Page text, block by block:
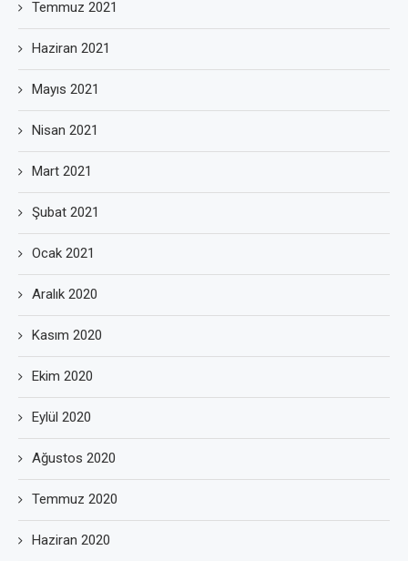
Temmuz 2021
Haziran 2021
Mayıs 2021
Nisan 2021
Mart 2021
Şubat 2021
Ocak 2021
Aralık 2020
Kasım 2020
Ekim 2020
Eylül 2020
Ağustos 2020
Temmuz 2020
Haziran 2020